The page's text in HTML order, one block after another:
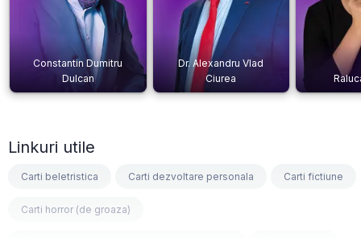
Constantin Dumitru
Dulcan
Dr. Alexandru Vlad
Ciurea
Linkuri utile
Carti beletristica Carti dezvoltare personala Carti fictiune
Carti horror (de groaza)